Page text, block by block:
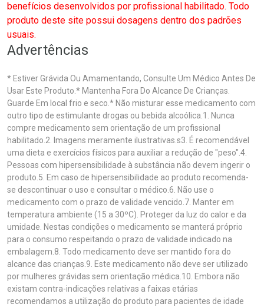
benefícios desenvolvidos por profissional habilitado. Todo
produto deste site possui dosagens dentro dos padrões
usuais.
Advertências
* Estiver Grávida Ou Amamentando, Consulte Um Médico Antes De
Usar Este Produto.* Mantenha Fora Do Alcance De Crianças.
Guarde Em local frio e seco.* Não misturar esse medicamento com
outro tipo de estimulante drogas ou bebida alcoólica.1. Nunca
compre medicamento sem orientação de um profissional
habilitado.2. Imagens meramente ilustrativas.s3. É recomendável
uma dieta e exercícios físicos para auxiliar a redução de "peso".4.
Pessoas com hipersensibilidade à substância não devem ingerir o
produto.5. Em caso de hipersensibilidade ao produto recomenda-
se descontinuar o uso e consultar o médico.6. Não use o
medicamento com o prazo de validade vencido.7. Manter em
temperatura ambiente (15 a 30ºC). Proteger da luz do calor e da
umidade. Nestas condições o medicamento se manterá próprio
para o consumo respeitando o prazo de validade indicado na
embalagem.8. Todo medicamento deve ser mantido fora do
alcance das crianças.9. Este medicamento não deve ser utilizado
por mulheres grávidas sem orientação médica.10. Embora não
existam contra-indicações relativas a faixas etárias
recomendamos a utilização do produto para pacientes de idade